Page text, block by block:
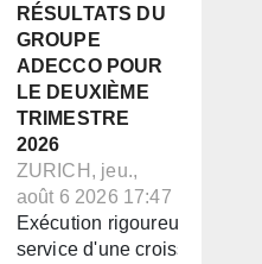
RÉSULTATS DU
GROUPE
ADECCO POUR
LE DEUXIÈME
TRIMESTRE
2026
ZURICH, jeu.,
août 6 2026 17:47
Exécution rigoureuse au
service d'une croissance